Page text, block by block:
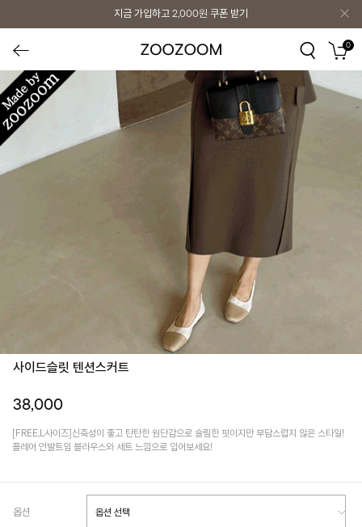
지금 가입하고 2,000원 쿠폰 받기
0
사이드슬릿 텐션스커트
38,000
[FREE,L사이즈]신축성이 좋고 탄탄한 원단감으로 슬림한 핏이지만 부담스럽지 않은 스타일!
플레어 언발트임 블라우스와 세트 느낌으로 입어보세요!
옵션